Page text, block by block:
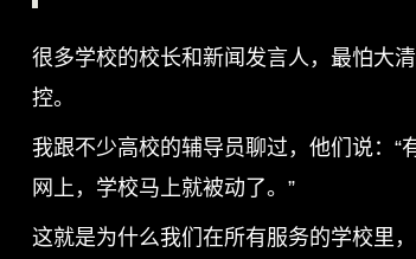
很多学校的校长和新闻发言人，最怕大
控。
我跟不少高校的辅导员聊过，他们说：
网上，学校马上就被动了。”
这就是为什么我们在所有服务的学校里